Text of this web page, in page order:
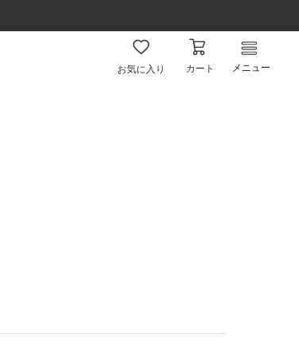
お気に入り カート メニュー